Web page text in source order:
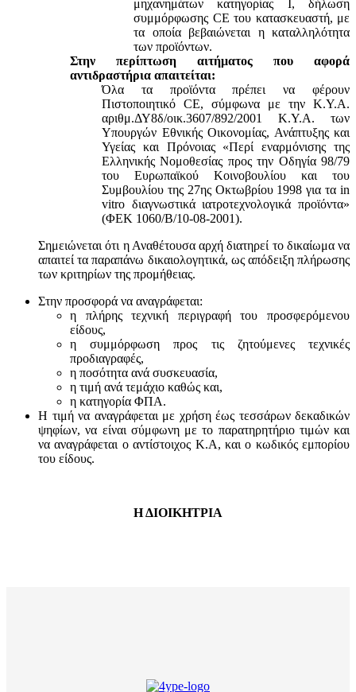
μηχανημάτων κατηγορίας Ι, δήλωση
συμμόρφωσης CE του κατασκευαστή, με
τα οποία βεβαιώνεται η καταλληλότητα
των προϊόντων.
Στην περίπτωση αιτήματος που αφορά
αντιδραστήρια απαιτείται:
Όλα τα προϊόντα πρέπει να φέρουν
Πιστοποιητικό CE, σύμφωνα με την Κ.Υ.Α.
αριθμ.ΔΥ8δ/οικ.3607/892/2001 Κ.Υ.Α. των
Υπουργών Εθνικής Οικονομίας, Ανάπτυξης και
Υγείας και Πρόνοιας «Περί εναρμόνισης της
Ελληνικής Νομοθεσίας προς την Οδηγία 98/79
του Ευρωπαϊκού Κοινοβουλίου και του
Συμβουλίου της 27ης Οκτωβρίου 1998 για τα in
vitro διαγνωστικά ιατροτεχνολογικά προϊόντα»
(ΦΕΚ 1060/Β/10-08-2001).
Σημειώνεται ότι η Αναθέτουσα αρχή διατηρεί το δικαίωμα να
απαιτεί τα παραπάνω δικαιολογητικά, ως απόδειξη πλήρωσης
των κριτηρίων της προμήθειας.
Στην προσφορά να αναγράφεται:
η πλήρης τεχνική περιγραφή του προσφερόμενου
είδους,
η συμμόρφωση προς τις ζητούμενες τεχνικές
προδιαγραφές,
η ποσότητα ανά συσκευασία,
η τιμή ανά τεμάχιο καθώς και,
η κατηγορία ΦΠΑ.
Η τιμή να αναγράφεται με χρήση έως τεσσάρων δεκαδικών
ψηφίων, να είναι σύμφωνη με το παρατηρητήριο τιμών και
να αναγράφεται ο αντίστοιχος Κ.Α, και ο κωδικός εμπορίου
του είδους.
Η ΔΙΟΙΚΗΤΡΙΑ